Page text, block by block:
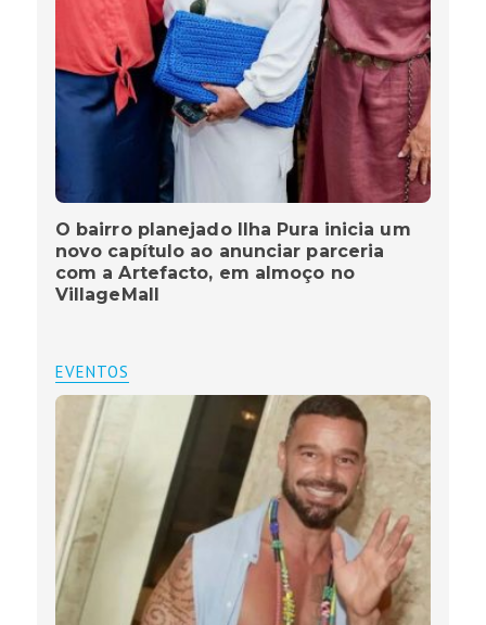
O bairro planejado Ilha Pura inicia um
novo capítulo ao anunciar parceria
com a Artefacto, em almoço no
VillageMall
EVENTOS